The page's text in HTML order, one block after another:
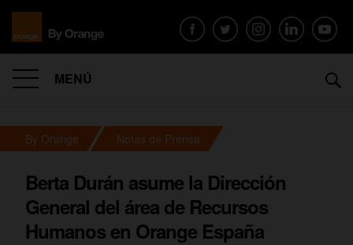
MENÚ
By Orange Notas de Prensa
Berta Durán asume la Dirección
General del área de Recursos
Humanos en Orange España